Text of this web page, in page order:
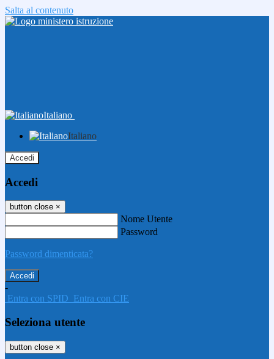
Salta al contenuto
Italiano
Italiano
Accedi
Accedi
button close ×
Nome Utente
Password
Password dimenticata?
-
Entra con SPID Entra con CIE
Seleziona utente
button close ×